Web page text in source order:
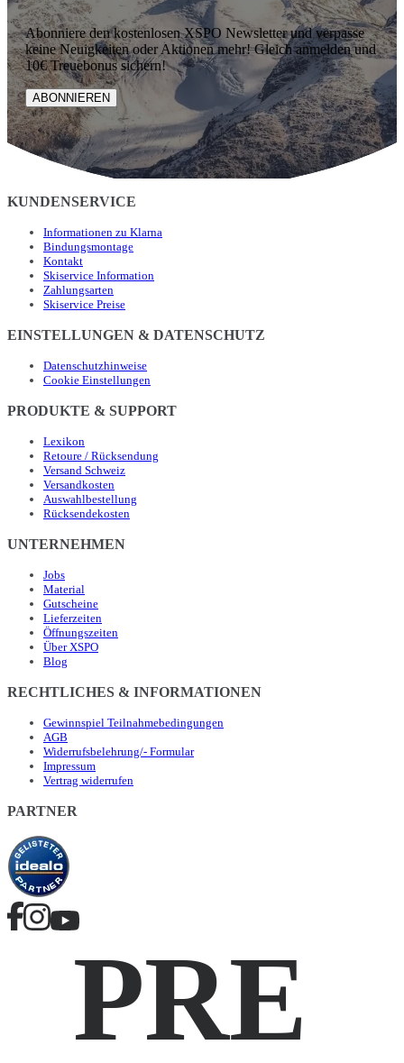
Abonniere den kostenlosen XSPO Newsletter und verpasse
keine Neuigkeiten oder Aktionen mehr! Gleich anmelden und
10€ Treuebonus sichern!
ABONNIEREN
KUNDENSERVICE
Informationen zu Klarna
Bindungsmontage
Kontakt
Skiservice Information
Zahlungsarten
Skiservice Preise
EINSTELLUNGEN & DATENSCHUTZ
Datenschutzhinweise
Cookie Einstellungen
PRODUKTE & SUPPORT
Lexikon
Retoure / Rücksendung
Versand Schweiz
Versandkosten
Auswahlbestellung
Rücksendekosten
UNTERNEHMEN
Jobs
Material
Gutscheine
Lieferzeiten
Öffnungszeiten
Über XSPO
Blog
RECHTLICHES & INFORMATIONEN
Gewinnspiel Teilnahmebedingungen
AGB
Widerrufsbelehrung/- Formular
Impressum
Vertrag widerrufen
PARTNER